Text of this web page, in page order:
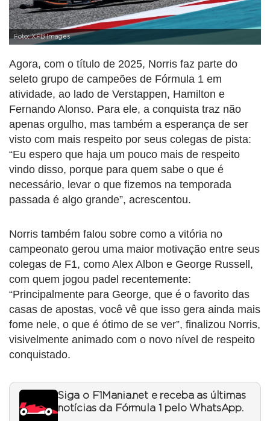
Foto: XPB Images
Agora, com o título de 2025, Norris faz parte do
seleto grupo de campeões de Fórmula 1 em
atividade, ao lado de Verstappen, Hamilton e
Fernando Alonso. Para ele, a conquista traz não
apenas orgulho, mas também a esperança de ser
visto com mais respeito por seus colegas de pista:
“Eu espero que haja um pouco mais de respeito
vindo disso, porque para quem sabe o que é
necessário, levar o que fizemos na temporada
passada é algo grande”, acrescentou.
Norris também falou sobre como a vitória no
campeonato gerou uma maior motivação entre seus
colegas de F1, como Alex Albon e George Russell,
com quem jogou padel recentemente:
“Principalmente para George, que é o favorito das
casas de apostas, você vê que isso gera ainda mais
fome nele, o que é ótimo de se ver”, finalizou Norris,
visivelmente animado com o novo nível de respeito
conquistado.
Siga o F1Mania.net e receba as últimas
notícias da Fórmula 1 pelo WhatsApp.